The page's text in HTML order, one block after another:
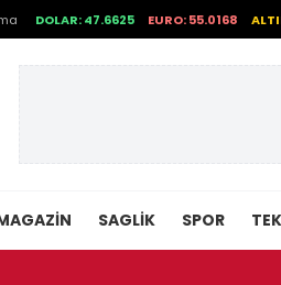
DOLAR: 47.6625 EURO: 55.0168
SAGLIK SPOR